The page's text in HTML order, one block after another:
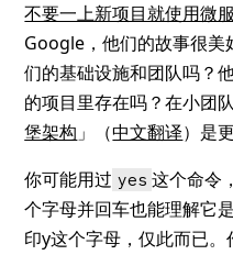
不要一上新项目就使用微
Google，他们的故事很美
们的基础设施和团队吗？
的项目里存在吗？在小团
堡架构 」（中文翻译）是
你可能用过 yes 这个命令
个字母并回车也能理解
印y这个字母，仅此而已